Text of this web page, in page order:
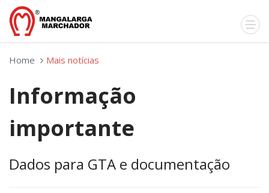
Home Mais notícias
Informação
importante
Dados para GTA e documentação